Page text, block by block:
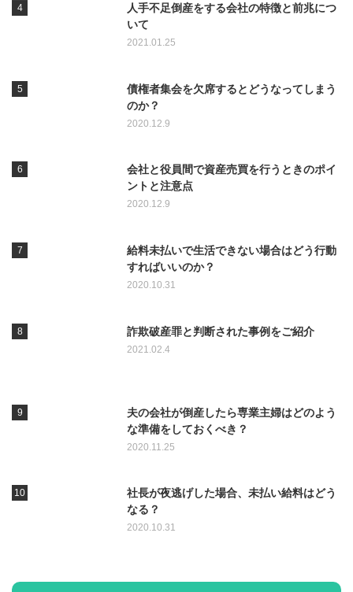
人手不足倒産をする会社の特徴と前兆につ
いて
2021.01.25
債権者集会を欠席するとどうなってしまう
のか？
2020.12.9
会社と役員間で資産売買を行うときのポイ
ントと注意点
2020.12.9
給料未払いで生活できない場合はどう行動
すればいいのか？
2020.10.31
詐欺破産罪と判断された事例をご紹介
2021.02.4
夫の会社が倒産したら専業主婦はどのよう
な準備をしておくべき？
2020.11.25
社長が夜逃げした場合、未払い給料はどう
なる？
2020.10.31